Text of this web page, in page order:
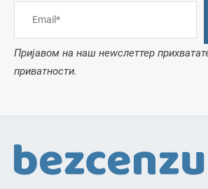
Пријавом на наш неwслеттер
приватности.